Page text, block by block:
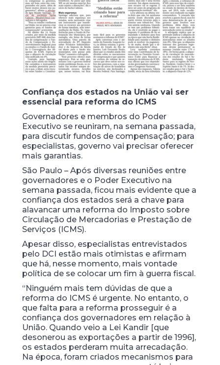
Confiança dos estados na União vai ser
essencial para reforma do ICMS
Governadores e membros do Poder
Executivo se reuniram, na semana passada,
para discutir fundos de compensação; para
especialistas, governo vai precisar oferecer
mais garantias.
São Paulo – Após diversas reuniões entre
governadores e o Poder Executivo na
semana passada, ficou mais evidente que a
confiança dos estados será a chave para
alavancar uma reforma do Imposto sobre
Circulação de Mercadorias e Prestação de
Serviços (ICMS).
Apesar disso, especialistas entrevistados
pelo DCI estão mais otimistas e afirmam
que há, nesse momento, mais vontade
política de se colocar um fim à guerra fiscal.
“Ninguém mais tem dúvidas de que a
reforma do ICMS é urgente. No entanto, o
que falta para a reforma prosseguir é a
confiança dos governadores em relação à
União. Quando veio a Lei Kandir [que
desonerou as exportações a partir de 1996],
os estados perderam muita arrecadação.
Na época, foram criados mecanismos para